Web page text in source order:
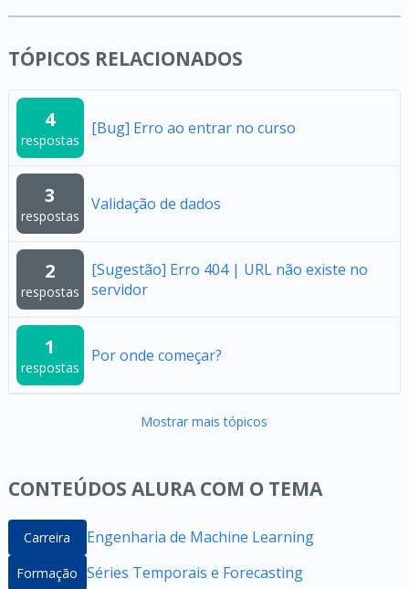
TÓPICOS RELACIONADOS
4
respostas
[Bug] Erro ao entrar no curso
3
respostas
Validação de dados
2
respostas
[Sugestão] Erro 404 | URL não existe no
servidor
1
respostas
Por onde começar?
Mostrar mais tópicos
CONTEÚDOS ALURA COM O TEMA
Carreira Engenharia de Machine Learning
Formação Séries Temporais e Forecasting